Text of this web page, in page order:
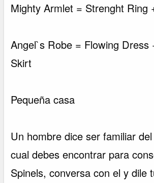
Mighty Armlet = Strenght Ring
Angel`s Robe = Flowing Dress
Skirt
Pequeña casa
Un hombre dice ser familiar
cual debes encontrar para
Spinels, conversa con el y dile